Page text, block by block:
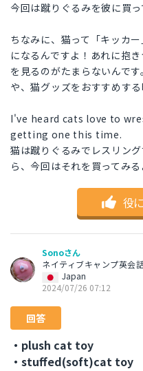
今回は蹴りぐるみを彼に買っ
ちなみに、猫って「キッカ
になるんですよ！あれに抱
を見るのがたまらないんで
や、猫グッズをおすすめす
I've heard cats love to
getting one this time.
猫は蹴りぐるみでレスリン
ら、今回はそれを買ってみる
役
Sonoさん
ネイティブキャンプ英会
Japan
2024/07/26 07:12
回答
・plush cat toy
・stuffed(soft)cat toy